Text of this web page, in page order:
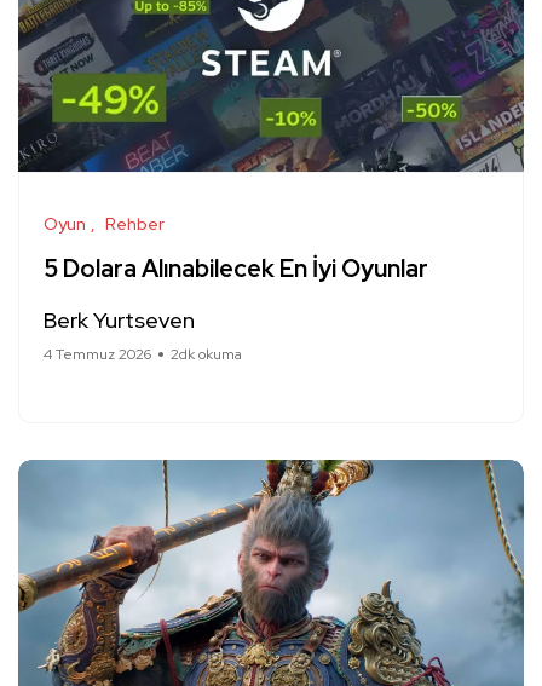
Oyun Rehber
5 Dolara Alınabilecek En İyi Oyunlar
Berk Yurtseven
4 Temmuz 2026 2dk okuma